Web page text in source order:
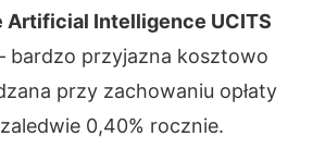
Artificial Intelligence UCITS
bardzo przyjazna kosztowo
przy zachowaniu opłaty
0,40% rocznie.